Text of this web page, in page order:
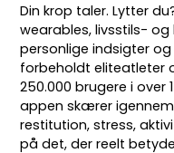
Din krop taler. Lytter
wearables, livsstils-
personlige indsigter
forbeholdt eliteatleter
250.000 brugere i over
appen skærer
restitution, stress,
på det, der reelt